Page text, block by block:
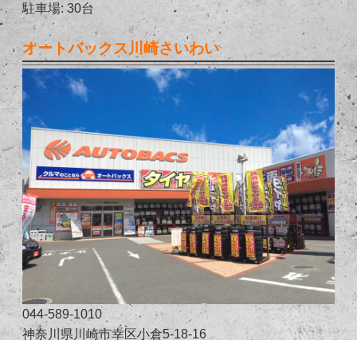
駐車場: 30台
オートバックス川崎さいわい
044-589-1010
神奈川県川崎市幸区小倉5-18-16